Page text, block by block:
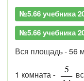
№5.66 учебника
№5.66 учебника
Вся площадь - 56 м
1 комната -